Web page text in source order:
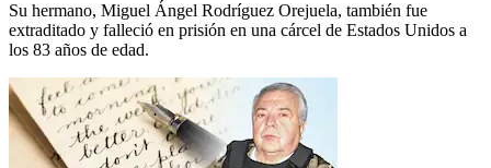
Su hermano, Miguel Ángel Rodríguez Orejuela, también fue
extraditado y falleció en prisión en una cárcel de Estados Unidos a
los 83 años de edad.